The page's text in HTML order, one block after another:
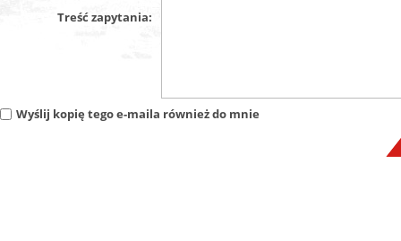
Treść zapytania:
Wyślij kopię tego e-maila również do mnie